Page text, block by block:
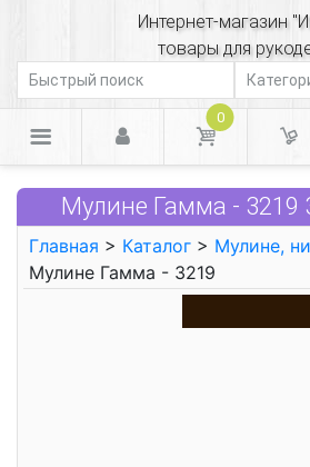
Интернет-магазин
товары для
0
Мулине Гамма - 3219
Главная > Каталог > Мулине,
Мулине Гамма - 3219